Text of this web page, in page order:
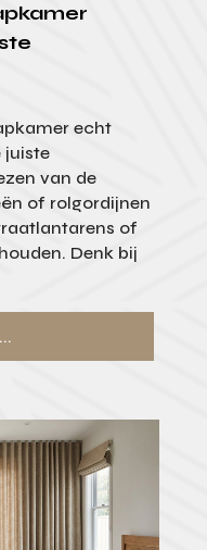
echt
juiste
van de
of rolgordijnen
of
Denk bij